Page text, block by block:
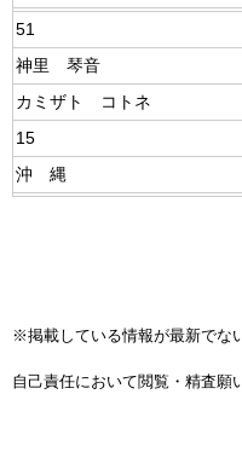
51
神里 琴音
カミザト コトネ
15
沖 縄
※掲載している情報が最新でな
自己責任において閲覧・精査願